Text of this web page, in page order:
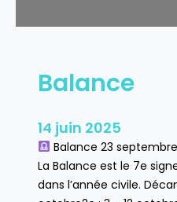
Balance
14 juin 2025
Balance 23
La Balance est le 7e
dans l’année civile.